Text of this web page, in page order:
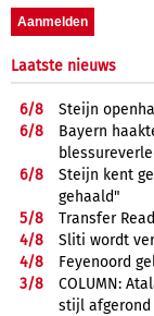
Laatste nieuws
6/8
Steijn
6/8
Bayern
6/8
Steijn kent
gehaald"
5/8
Transfer
4/8
Sliti wordt
4/8
Feyenoord
3/8
COLUMN:
stijl afgerond